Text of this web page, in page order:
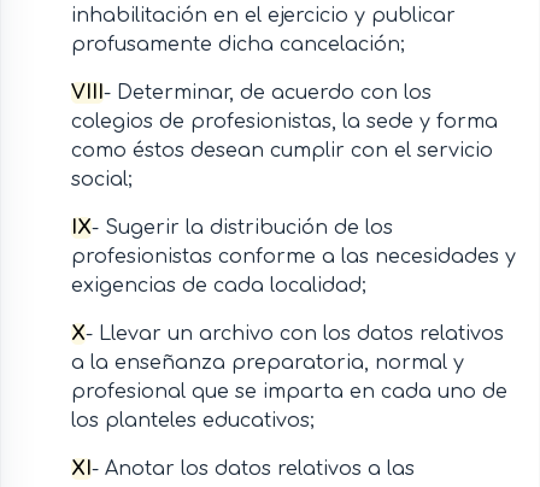
inhabilitación en el ejercicio y publicar
profusamente dicha cancelación;
VIII - Determinar, de acuerdo con los
colegios de profesionistas, la sede y forma
como éstos desean cumplir con el servicio
social;
IX- Sugerir la distribución de los
profesionistas conforme a las necesidades y
exigencias de cada localidad;
X- Llevar un archivo con los datos relativos
a la enseñanza preparatoria, normal y
profesional que se imparta en cada uno de
los planteles educativos;
XI - Anotar los datos relativos a las